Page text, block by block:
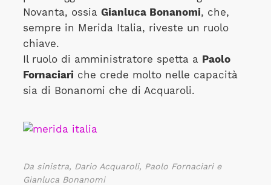
Novanta, ossia Gianluca Bonanomi, che,
sempre in Merida Italia, riveste un ruolo
chiave.
Il ruolo di amministratore spetta a Paolo
Fornaciariche crede molto nelle capacità
sia di Bonanomi che di Acquaroli.
Da sinistra, Dario Acquaroli, Paolo Fornaciari e
Gianluca Bonanomi